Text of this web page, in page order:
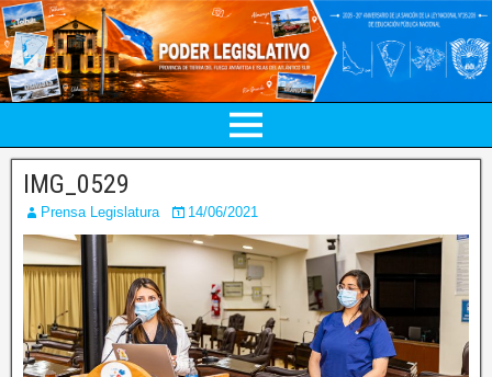
IMG_0529
Prensa Legislatura 14/06/2021